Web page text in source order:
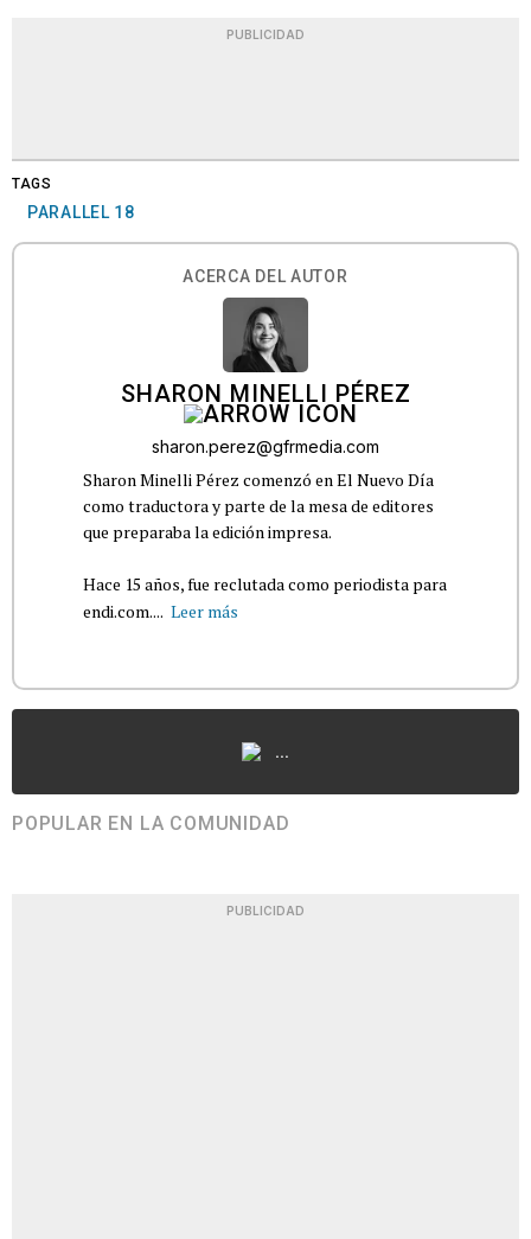
PUBLICIDAD
TAGS
PARALLEL 18
ACERCA DEL AUTOR
SHARON MINELLI PÉREZ
sharon.perez@gfrmedia.com
Sharon Minelli Pérez comenzó en El Nuevo Día
como traductora y parte de la mesa de editores
que preparaba la edición impresa.
Hace 15 años, fue reclutada como periodista para
endi.com.... Leer más
...
POPULAR EN LA COMUNIDAD
PUBLICIDAD